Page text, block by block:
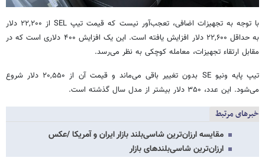
با توجه به تجهیزات اضافی، تعجب‌آور نیست که قیمت تیپ SEL از ۲۲,۲۰۰ دلار
به حداقل ۲۲,۶۰۰ دلار افزایش یافته است. این یک افزایش ۴۰۰ دلاری است که در
مقابل ارتقاء تجهیزات، معامله کوچکی به نظر می‌رسد.
تیپ پایه ونیو SE بدون تغییر باقی می‌ماند و قیمت آن از ۲۰,۵۵۰ دلار شروع
می‌شود. این عدد، ۳۵۰ دلار بیشتر از مدل سال گذشته است.
خبرهای مرتبط
مقایسه ارزان‌ترین شاسی‌بلند بازار ایران و آمریکا /عکس
ارزان‌ترین شاسی‌بلندهای بازار